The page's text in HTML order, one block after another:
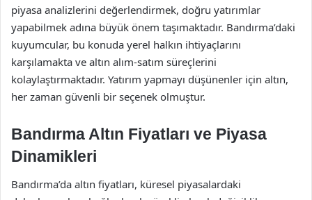
piyasa analizlerini değerlendirmek, doğru yatırımlar
yapabilmek adına büyük önem taşımaktadır. Bandırma’daki
kuyumcular, bu konuda yerel halkın ihtiyaçlarını
karşılamakta ve altın alım-satım süreçlerini
kolaylaştırmaktadır. Yatırım yapmayı düşünenler için altın,
her zaman güvenli bir seçenek olmuştur.
Bandırma Altın Fiyatları ve Piyasa
Dinamikleri
Bandırma’da altın fiyatları, küresel piyasalardaki